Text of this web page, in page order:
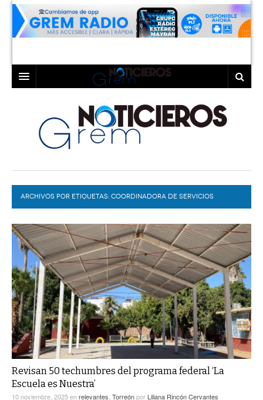
LAGUNA
TORREÓN
GÓMEZ PALACIO
LERDO
COAHUILA
DURANGO
DEPORTES
EL EXACTO
EXA INFORMA
GLOBO
CONTEXTOS
TRAYECTO LAGUNA
A MEDIA MAÑANA
A TODA LEY
DIÁLOGOS CON LA HISTORIA
TWEETS AND BEATS
LA MEJOR 97.1 ESTÉREO GALLITO
ACTUALIDADES GREM
PULSO
COLABORADORES
PC29
ACTUALIDADES GREM
ARCHIVOS POR ETIQUETAS: COORDINADORA DE SERVICIOS
Revisan 50 techumbres del programa federal ‘La
Escuela es Nuestra’
10 noviembre, 2025enrelevantes Torreónpor Liliana Rincón Cervantes